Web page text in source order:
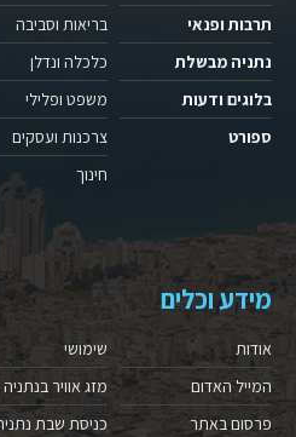
תרבות ופנאי
נתניה מבשלת
בלוגים ודעות
ספורט
בריאות וסביבה
כלכלה ונדלן
משפט ופלילי
צרכנות ועסקים
חינוך
מידע וכלים
אודות
המייל האדום
פרסום באתר
שימושי
מזג אוויר בנתניה
כניסת שבת